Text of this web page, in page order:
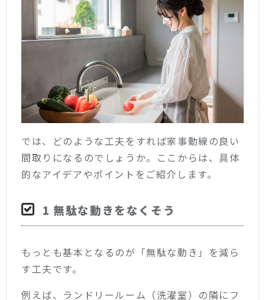
では、どのような工夫をすれば家事動線の良い
間取りになるのでしょうか。ここからは、具体
的なアイデアやポイントをご紹介します。
1 無駄な動きをなくそう
もっとも基本となるのが「無駄な動き」を減ら
す工夫です。
例えば、ランドリールーム（洗濯室）の隣にフ